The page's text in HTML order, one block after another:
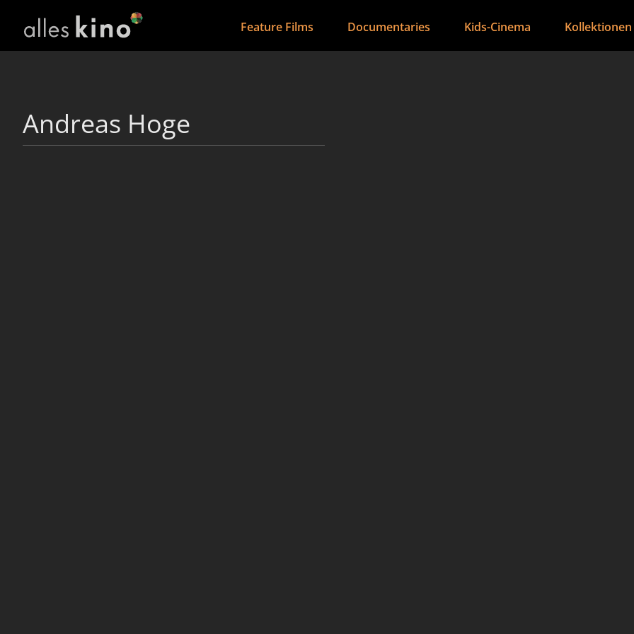
Feature Films Documentaries Kids-Cinema Kollektionen
Andreas Hoge